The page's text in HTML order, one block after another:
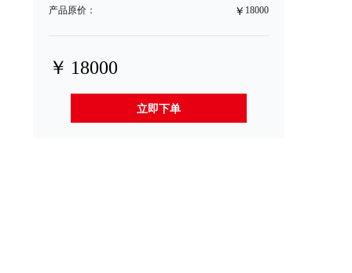
产品原价： ￥ 18000
￥ 18000
立即下单